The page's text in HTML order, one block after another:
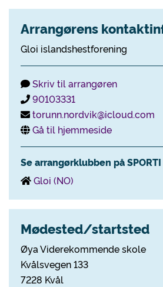
Arrangørens
Gloi islandshestforening
Skriv til arrangøren
90103331
torunn.nordvik@icloud.com
Gå til hjemmeside
Se arrangørklubben på SPORTI
Gloi (NO)
Mødested/startsted
Øya Viderekommende skole
Kvålsvegen 133
7228 Kvål